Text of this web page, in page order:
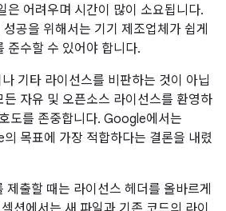
은 어려우며 시간이 많이 소요됩니다.
공을 위해서는 기기 제조업체가 쉽게
준수할 수 있어야 합니다.
기타 라이선스를 비판하는 것이 아닙
자유 및 오픈소스 라이선스를 환영하
도를 존중합니다. Google에서는
목표에 가장 적합하다는 결론을 내렸
제출할 때는 라이선스 헤더를 올바르게